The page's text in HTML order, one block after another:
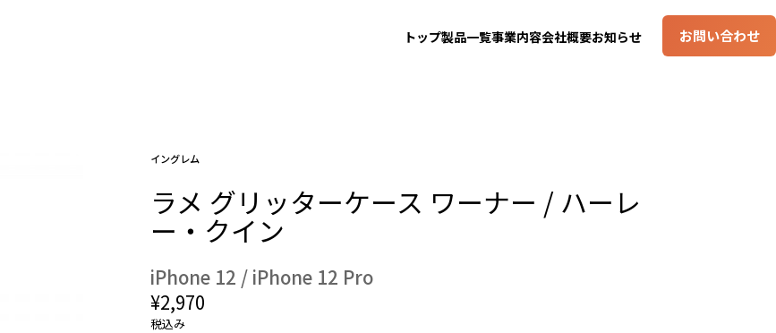
トップ製品一覧事業内容会社概要お知らせ お問い合わせ
イングレム
ラメ グリッターケース ワーナー / ハーレ
ー・クイン
iPhone 12 / iPhone 12 Pro
¥2,970
税込み